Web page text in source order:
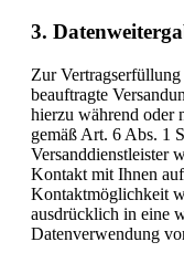
3.
Zur
beauftragte
hierzu während oder
gemäß Art. 6 Abs. 1
Versanddienstleister
Kontakt mit Ihnen
Kontaktmöglichkeit
ausdrücklich in eine
Datenverwendung